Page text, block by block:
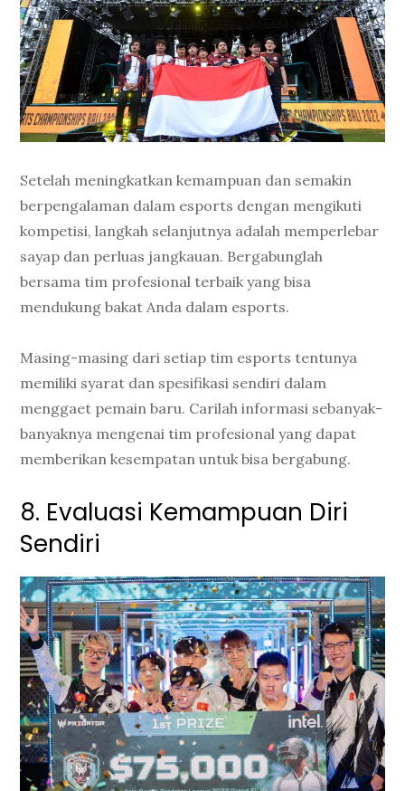
Setelah meningkatkan kemampuan dan semakin
berpengalaman dalam esports dengan mengikuti
kompetisi, langkah selanjutnya adalah memperlebar
sayap dan perluas jangkauan. Bergabunglah
bersama tim profesional terbaik yang bisa
mendukung bakat Anda dalam esports.
Masing-masing dari setiap tim esports tentunya
memiliki syarat dan spesifikasi sendiri dalam
menggaet pemain baru. Carilah informasi sebanyak-
banyaknya mengenai tim profesional yang dapat
memberikan kesempatan untuk bisa bergabung.
8. Evaluasi Kemampuan Diri
Sendiri